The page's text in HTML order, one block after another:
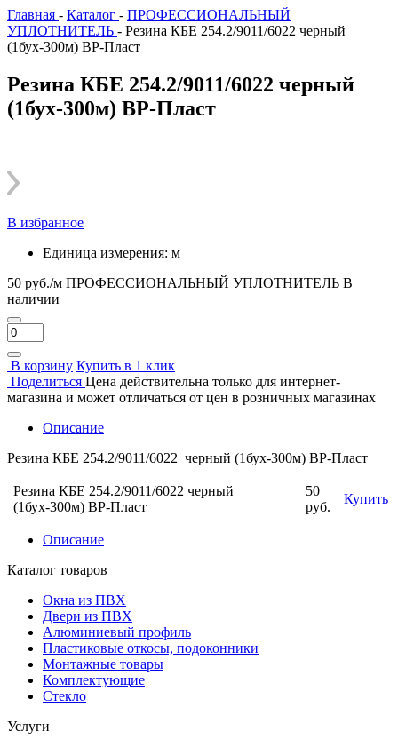
Главная - Каталог - ПРОФЕССИОНАЛЬНЫЙ
УПЛОТНИТЕЛЬ - Резина КБЕ 254.2/9011/6022 черный
(1бух-300м) ВР-Пласт
Резина КБЕ 254.2/9011/6022 черный
(1бух-300м) ВР-Пласт
В избранное
Единица измерения: м
50 руб./м ПРОФЕССИОНАЛЬНЫЙ УПЛОТНИТЕЛЬ В
наличии
В корзину Купить в 1 клик
Поделиться Цена действительна только для интернет-
магазина и может отличаться от цен в розничных магазинах
Описание
Резина КБЕ 254.2/9011/6022 черный (1бух-300м) ВР-Пласт
Резина КБЕ 254.2/9011/6022 черный
(1бух-300м) ВР-Пласт
50
руб.
Купить
Описание
Каталог товаров
Окна из ПВХ
Двери из ПВХ
Алюминиевый профиль
Пластиковые откосы, подоконники
Монтажные товары
Комплектующие
Стекло
Услуги